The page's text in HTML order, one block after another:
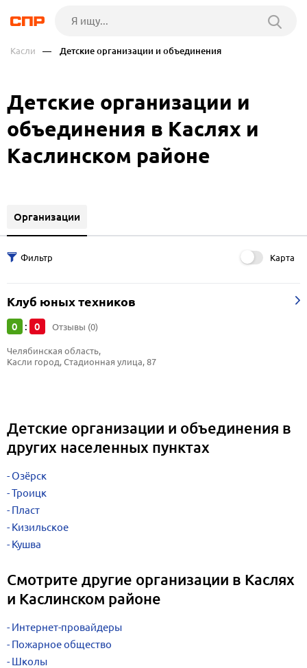
Касли — Детские организации и объединения
Детские организации и
объединения в Каслях и
Каслинском районе
Организации
Карта
Клуб юных техников
0 : 0 Отзывы (0)
Челябинская область,
Касли город, Стадионная улица, 87
Детские организации и объединения в
других населенных пунктах
Озёрск
Троицк
Пласт
Кизильское
Кушва
Смотрите другие организации в Каслях
и Каслинском районе
Интернет-провайдеры
Пожарное общество
Школы